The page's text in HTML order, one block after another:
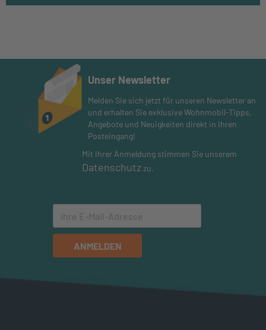
Unser Newsletter
Melden Sie sich jetzt für unseren Newsletter an
und erhalten Sie exklusive Wohnmobil-Tipps,
Angebote und Neuigkeiten direkt in Ihren
Posteingang!
Mit Ihrer Anmeldung stimmen Sie unserem
Datenschutzzu.